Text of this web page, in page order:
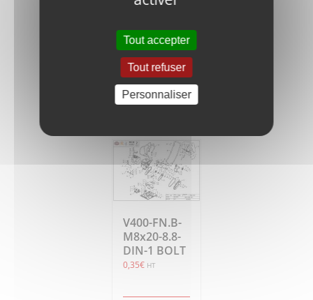
0,50€ HT
Ajouter
au
panier
Détails
V400-FN.B-
M8x20-8.8-
DIN-1 BOLT
0,35€ HT
Tout accepter
Tout refuser
Personnaliser